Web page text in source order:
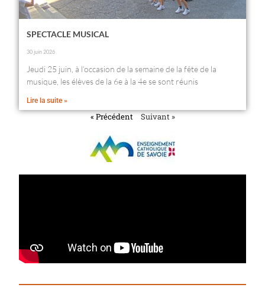
SPECTACLE MUSICAL
30 juin 2026
Jeudi 25 juin, à l’occasion de la semaine de la fête de la
musique, les élèves de la 6e à la 4e se sont réunis
Lire la suite »
« Précédent Suivant »